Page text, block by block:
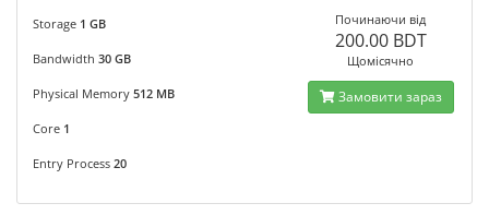
Storage 1 GB
Bandwidth 30 GB
Physical Memory 512 MB
Core 1
Entry Process 20
Починаючи від
200.00 BDT
Щомісячно
Замовити зараз